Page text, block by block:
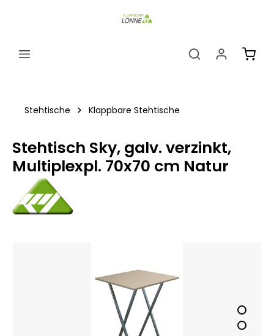
Stehtische Klappbare Stehtische
Stehtisch Sky, galv. verzinkt,
Multiplexpl. 70x70 cm Natur